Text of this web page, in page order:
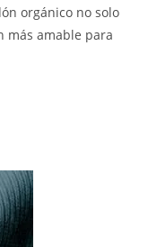
orgánico no solo
más amable para